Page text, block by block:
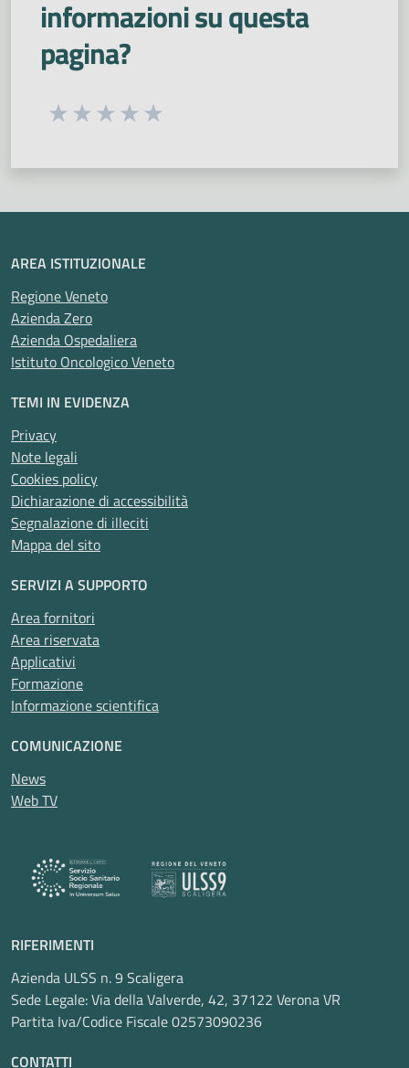
informazioni su questa
pagina?
Seleziona una valutazione da 1 a 5 stelle
AREA ISTITUZIONALE
Regione Veneto
Azienda Zero
Azienda Ospedaliera
Istituto Oncologico Veneto
TEMI IN EVIDENZA
Privacy
Note legali
Cookies policy
Dichiarazione di accessibilità
Segnalazione di illeciti
Mappa del sito
SERVIZI A SUPPORTO
Area fornitori
Area riservata
Applicativi
Formazione
Informazione scientifica
COMUNICAZIONE
News
Web TV
RIFERIMENTI
Azienda ULSS n. 9 Scaligera
Sede Legale: Via della Valverde, 42, 37122 Verona VR
Partita Iva/Codice Fiscale 02573090236
CONTATTI